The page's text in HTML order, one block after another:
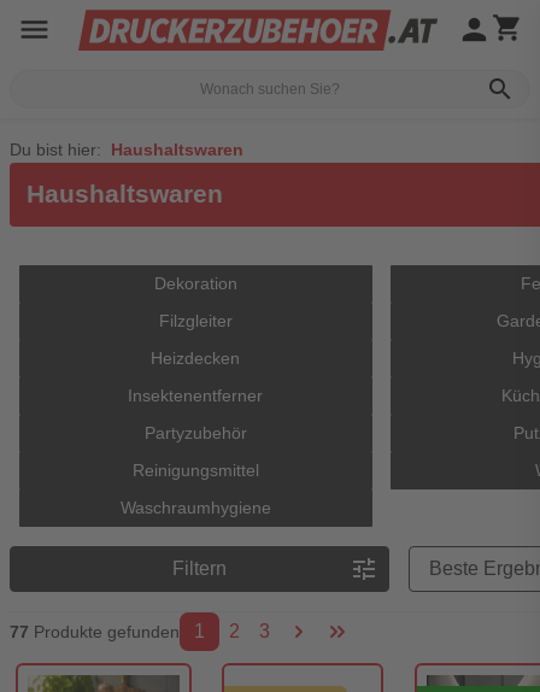
menu
search
person shopping_cart
Du bist hier: Haushaltswaren
Haushaltswaren
Dekoration
Filzgleiter
Heizdecken
Insektenentferner
Partyzubehör
Reinigungsmittel
Waschraumhygiene
Filtern tune
77 Produkte gefunden 1 2 3